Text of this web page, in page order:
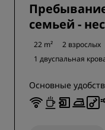
семьей -
22 m² 2 взрослых
1 двуспальная
Основные